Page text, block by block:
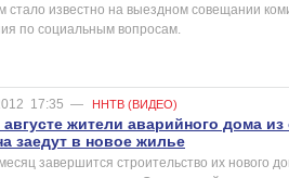
стало известно на выездном совещании
по социальным вопросам.
17:35 — ННТВ (ВИДЕО)
жители аварийного дома
заедут в новое жилье
завершится строительство их нового